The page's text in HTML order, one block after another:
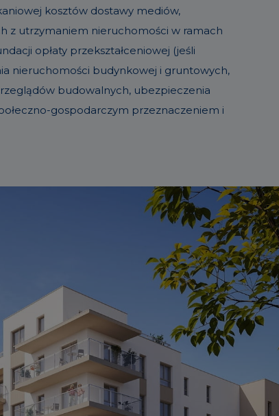
kosztów dostawy mediów,
z utrzymaniem nieruchomości w ramach
opłaty przekształceniowej (jeśli
nieruchomości budynkowej i gruntowych,
budowalnych, ubezpieczenia
gospodarczym przeznaczeniem i